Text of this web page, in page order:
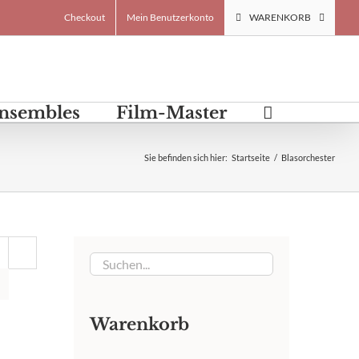
Checkout Mein Benutzerkonto WARENKORB
Film-Master
Sie befinden sich hier: Startseite / Blasorchester
Warenkorb